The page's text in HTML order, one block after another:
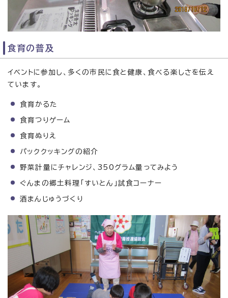
食育の普及
イベントに参加し、多くの市民に食と健康、食べる楽しさを伝え
ています。
食育かるた
食育つりゲーム
食育ぬりえ
パッククッキングの紹介
野菜計量にチャレンジ、350グラム量ってみよう
ぐんまの郷土料理「すいとん」試食コーナー
酒まんじゅうづくり